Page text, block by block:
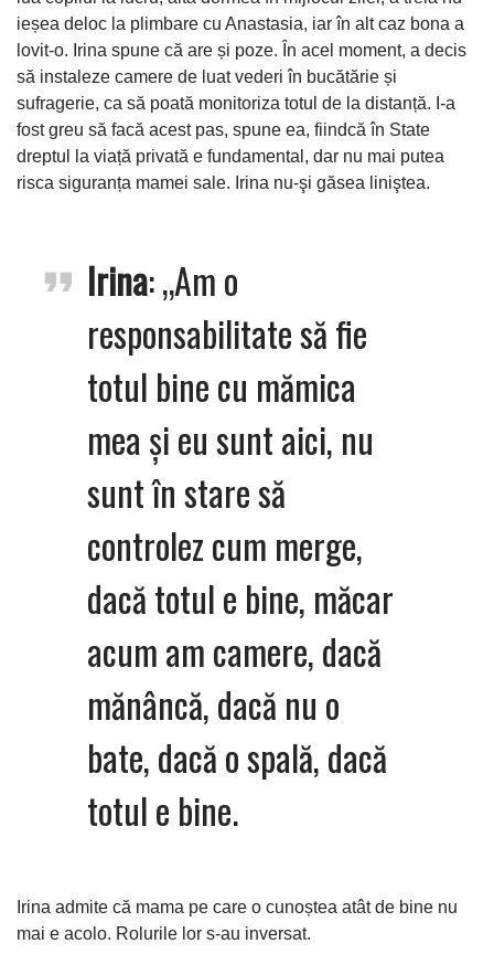
ieșea deloc la plimbare cu Anastasia, iar în alt caz bona a
lovit-o. Irina spune că are și poze. În acel moment, a decis
să instaleze camere de luat vederi în bucătărie și
sufragerie, ca să poată monitoriza totul de la distanță. I-a
fost greu să facă acest pas, spune ea, fiindcă în State
dreptul la viață privată e fundamental, dar nu mai putea
risca siguranța mamei sale. Irina nu-şi găsea liniştea.
Irina: „Am o
responsabilitate să fie
totul bine cu mămica
mea și eu sunt aici, nu
sunt în stare să
controlez cum merge,
dacă totul e bine, măcar
acum am camere, dacă
mănâncă, dacă nu o
bate, dacă o spală, dacă
totul e bine.
Irina admite că mama pe care o cunoștea atât de bine nu
mai e acolo. Rolurile lor s-au inversat.